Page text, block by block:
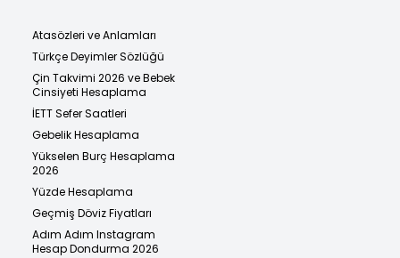
Atasözleri ve Anlamları
Türkçe Deyimler Sözlüğü
Çin Takvimi 2026 ve Bebek
Cinsiyeti Hesaplama
İETT Sefer Saatleri
Gebelik Hesaplama
Yükselen Burç Hesaplama
2026
Yüzde Hesaplama
Geçmiş Döviz Fiyatları
Adım Adım Instagram
Hesap Dondurma 2026